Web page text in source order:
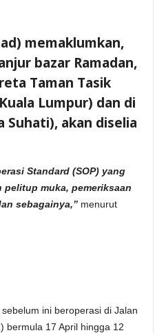
memaklumkan,
bazar Ramadan,
Taman Tasik
Lumpur) dan di
Suhati), akan diselia
Standard (SOP) yang
pelitup muka, pemeriksaan
sebagainya,” menurut
ini beroperasi di Jalan
bermula 17 April hingga 12